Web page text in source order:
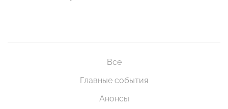
Все
Главные события
Анонсы